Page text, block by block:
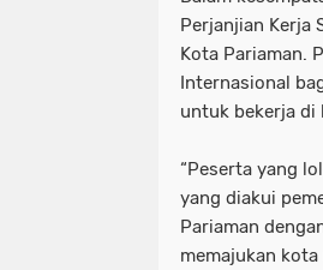
Perjanjian Kerja
Kota Pariaman.
Internasional
untuk bekerja di
“Peserta yang
yang diakui
Pariaman
memajukan kota